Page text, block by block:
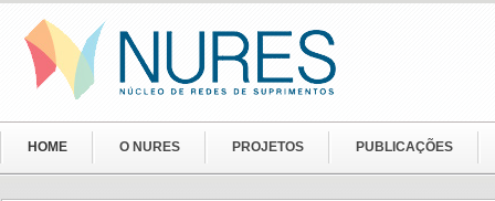
HOME O NURES PROJETOS PUBLICAÇÕES